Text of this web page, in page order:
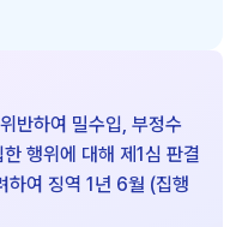
반하여 밀수입, 부정수
행위에 대해 제1심 판결
하여 징역 1년 6월 (집행